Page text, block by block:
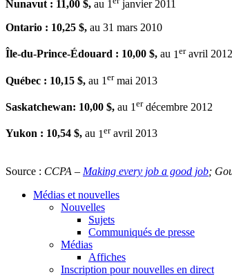
Nunavut : 11,00 $, au 1 janvier2011
Ontario : 10,25 $, au 31 mars 2010
Île-du-Prince-Édouard : 10,00 $, au 1 er avril 2012
Québec : 10,15 $, au 1 er mai 2013
Saskatchewan: 10,00 $, au 1 er décembre 2012
Yukon : 10,54 $, au 1 eravril 2013
Source : CCPA – Making every job a good job;
Médias et nouvelles
Nouvelles
Sujets
Communiqués de presse
Médias
Affiches
Inscription pour nouvelles en direct